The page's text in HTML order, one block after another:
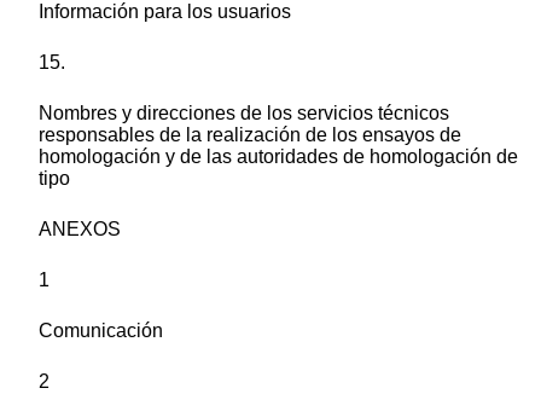
Información para los usuarios
15.
Nombres y direcciones de los servicios técnicos
responsables de la realización de los ensayos de
homologación y de las autoridades de homologación de
tipo
ANEXOS
1
Comunicación
2